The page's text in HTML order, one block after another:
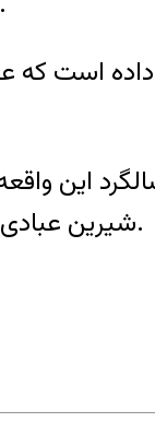
است که
این نامه را تکذیب
شیرین عبادی، برنده جایزه نوبل صلح، دست‌کم ۱۲ کشته بر جا گذاشت.